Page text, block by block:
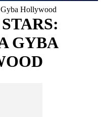
Gyba Hollywood
GYBA